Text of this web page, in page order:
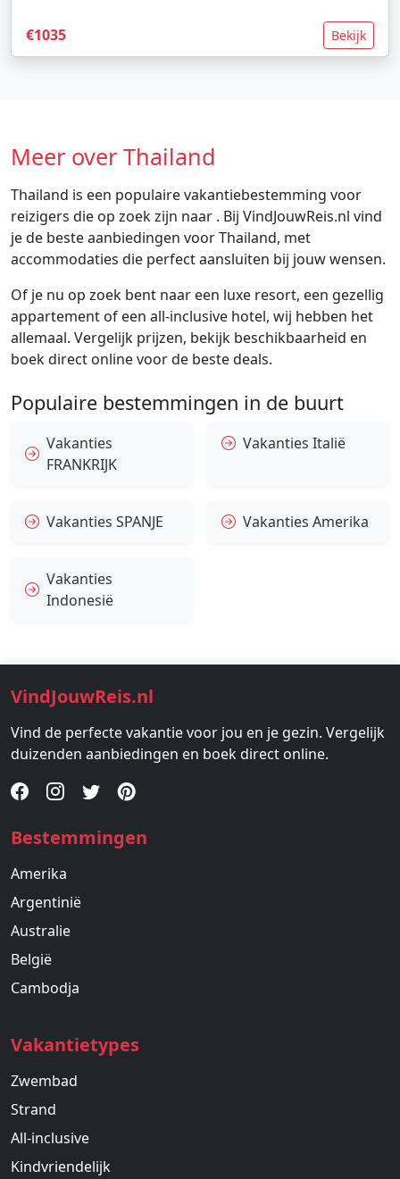
€1035 Bekijk
Meer over Thailand
Thailand is een populaire vakantiebestemming voor
reizigers die op zoek zijn naar . Bij VindJouwReis.nl vind
je de beste aanbiedingen voor Thailand, met
accommodaties die perfect aansluiten bij jouw wensen.
Of je nu op zoek bent naar een luxe resort, een gezellig
appartement of een all-inclusive hotel, wij hebben het
allemaal. Vergelijk prijzen, bekijk beschikbaarheid en
boek direct online voor de beste deals.
Populaire bestemmingen in de buurt
Vakanties
FRANKRIJK
Vakanties Italië
Vakanties SPANJE Vakanties Amerika
Vakanties
Indonesië
VindJouwReis.nl
Vind de perfecte vakantie voor jou en je gezin. Vergelijk
duizenden aanbiedingen en boek direct online.
Bestemmingen
Amerika
Argentinië
Australie
België
Cambodja
Vakantietypes
Zwembad
Strand
All-inclusive
Kindvriendelijk